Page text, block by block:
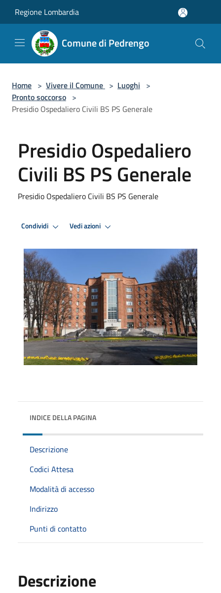
Regione Lombardia
Comune di Pedrengo
Home > Vivere il Comune > Luoghi >
Pronto soccorso >
Presidio Ospedaliero Civili BS PS Generale
Presidio Ospedaliero
Civili BS PS Generale
Presidio Ospedaliero Civili BS PS Generale
Condividi Vedi azioni
INDICE DELLA PAGINA
Descrizione
Codici Attesa
Modalità di accesso
Indirizzo
Punti di contatto
Descrizione